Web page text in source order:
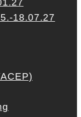
18.07.27